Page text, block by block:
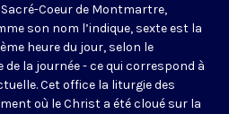
Sacré-Coeur de Montmartre,
son nom l’indique, sexte est la
heure du jour, selon le
la journée - ce qui correspond à
Cet office la liturgie des
où le Christ a été cloué sur la